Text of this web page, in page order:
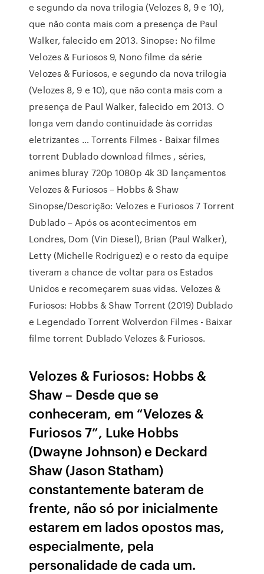
e segundo da nova trilogia (Velozes 8, 9 e 10),
que não conta mais com a presença de Paul
Walker, falecido em 2013. Sinopse: No filme
Velozes & Furiosos 9, Nono filme da série
Velozes & Furiosos, e segundo da nova trilogia
(Velozes 8, 9 e 10), que não conta mais com a
presença de Paul Walker, falecido em 2013. O
longa vem dando continuidade às corridas
eletrizantes … Torrents Filmes - Baixar filmes
torrent Dublado download filmes , séries,
animes bluray 720p 1080p 4k 3D lançamentos
Velozes & Furiosos – Hobbs & Shaw
Sinopse/Descrição: Velozes e Furiosos 7 Torrent
Dublado – Após os acontecimentos em
Londres, Dom (Vin Diesel), Brian (Paul Walker),
Letty (Michelle Rodriguez) e o resto da equipe
tiveram a chance de voltar para os Estados
Unidos e recomeçarem suas vidas. Velozes &
Furiosos: Hobbs & Shaw Torrent (2019) Dublado
e Legendado Torrent Wolverdon Filmes - Baixar
filme torrent Dublado Velozes & Furiosos.
Velozes & Furiosos: Hobbs &
Shaw – Desde que se
conheceram, em “Velozes &
Furiosos 7”, Luke Hobbs
(Dwayne Johnson) e Deckard
Shaw (Jason Statham)
constantemente bateram de
frente, não só por inicialmente
estarem em lados opostos mas,
especialmente, pela
personalidade de cada um.